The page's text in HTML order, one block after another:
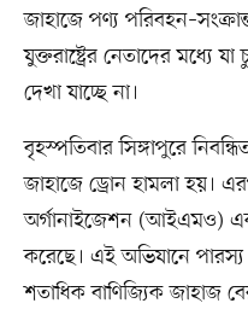
জাহাজে পণ্য
যুক্তরাষ্ট্রের নেতাদের মধ্যে
দেখা যাচ্ছে না।
বৃহস্পতিবার সিঙ্গাপুরে
জাহাজে ড্রোন হামলা হয়।
অর্গানাইজেশন (আইএমও)
করেছে। এই অভিযানে
শতাধিক বাণিজ্যিক জাহাজ